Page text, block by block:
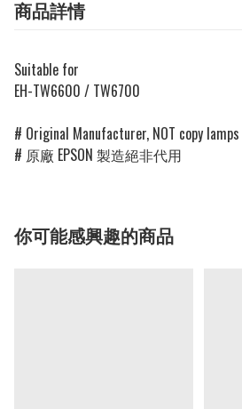
商品詳情
Suitable for
EH-TW6600 / TW6700
# Original Manufacturer, NOT copy lamps
# 原廠 EPSON 製造絕非代用
你可能感興趣的商品